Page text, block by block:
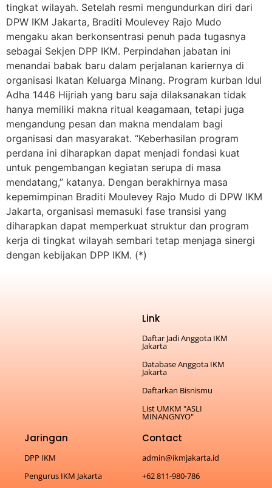
tingkat wilayah. Setelah resmi mengundurkan diri dari
DPW IKM Jakarta, Braditi Moulevey Rajo Mudo
mengaku akan berkonsentrasi penuh pada tugasnya
sebagai Sekjen DPP IKM. Perpindahan jabatan ini
menandai babak baru dalam perjalanan kariernya di
organisasi Ikatan Keluarga Minang. Program kurban Idul
Adha 1446 Hijriah yang baru saja dilaksanakan tidak
hanya memiliki makna ritual keagamaan, tetapi juga
mengandung pesan dan makna mendalam bagi
organisasi dan masyarakat. “Keberhasilan program
perdana ini diharapkan dapat menjadi fondasi kuat
untuk pengembangan kegiatan serupa di masa
mendatang,” katanya. Dengan berakhirnya masa
kepemimpinan Braditi Moulevey Rajo Mudo di DPW IKM
Jakarta, organisasi memasuki fase transisi yang
diharapkan dapat memperkuat struktur dan program
kerja di tingkat wilayah sembari tetap menjaga sinergi
dengan kebijakan DPP IKM. (*)
Link
Daftar Jadi Anggota IKM
Jakarta
Database Anggota IKM
Jakarta
Daftarkan Bisnismu
List UMKM "ASLI
MINANGNYO"
Jaringan
DPP IKM
Pengurus IKM Jakarta
Contact
admin@ikmjakarta.id
+62 811-980-786